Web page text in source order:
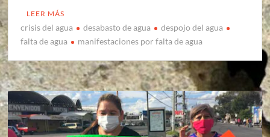
LEER MÁS
crisis del agua desabasto de agua
despojo del agua
falta de agua
manifestaciones por falta de agua